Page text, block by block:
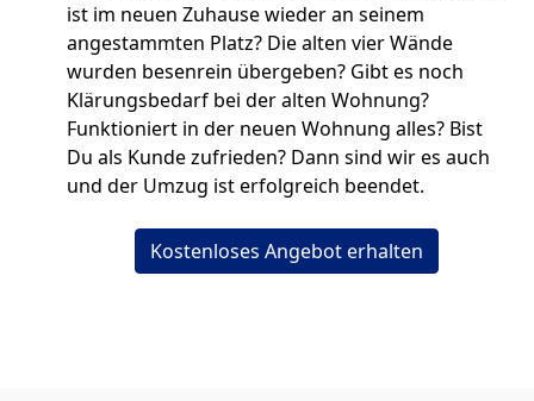
ist im neuen Zuhause wieder an seinem
angestammten Platz? Die alten vier Wände
wurden besenrein übergeben? Gibt es noch
Klärungsbedarf bei der alten Wohnung?
Funktioniert in der neuen Wohnung alles? Bist
Du als Kunde zufrieden? Dann sind wir es auch
und der Umzug ist erfolgreich beendet.
Kostenloses Angebot erhalten